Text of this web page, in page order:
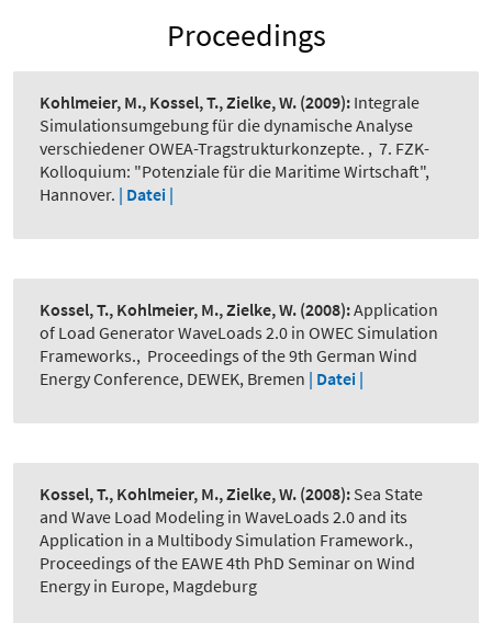
Proceedings
Kohlmeier, M., Kossel, T., Zielke, W. (2009): Integrale
Simulationsumgebung für die dynamische Analyse
verschiedener OWEA-Tragstrukturkonzepte. , 7. FZK-
Kolloquium: "Potenziale für die Maritime Wirtschaft",
Hannover. | Datei |
Kossel, T., Kohlmeier, M., Zielke, W. (2008):Application
of Load Generator WaveLoads 2.0 in OWEC Simulation
Frameworks., Proceedings of the 9th German Wind
Energy Conference, DEWEK, Bremen | Datei |
Kossel, T., Kohlmeier, M., Zielke, W. (2008): Sea State
and Wave Load Modeling in WaveLoads 2.0 and its
Application in a Multibody Simulation Framework.,
Proceedings of the EAWE 4th PhD Seminar on Wind
Energy in Europe, Magdeburg